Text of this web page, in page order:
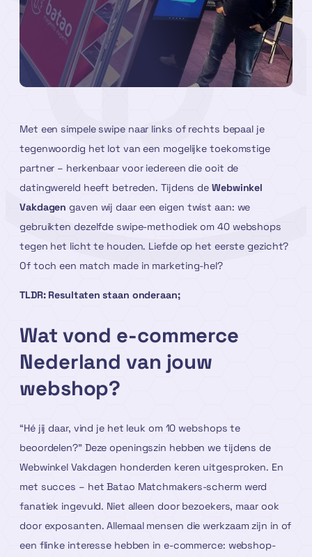
Met een simpele swipe naar links of rechts bepaal je
tegenwoordig het lot van een mogelijke toekomstige
partner – herkenbaar voor iedereen die ooit de
datingwereld heeft betreden. Tijdens de Webwinkel
Vakdagen gaven wij daar een eigen twist aan: we
gebruikten dezelfde swipe-methodiek om 40 webshops
tegen het licht te houden. Liefde op het eerste gezicht?
Of toch een match made in marketing-hel?
TLDR: Resultaten staan onderaan;
Wat vond e-commerce
Nederland van jouw
webshop?
“Hé jij daar, vind je het leuk om 10 webshops te
beoordelen?” Deze openingszin hebben we tijdens de
Webwinkel Vakdagen honderden keren uitgesproken. En
met succes – het Batao Matchmakers-scherm werd
fanatiek ingevuld. Niet alleen door bezoekers, maar ook
door exposanten. Allemaal mensen die werkzaam zijn in of
een flinke interesse hebben in e-commerce: webshop-